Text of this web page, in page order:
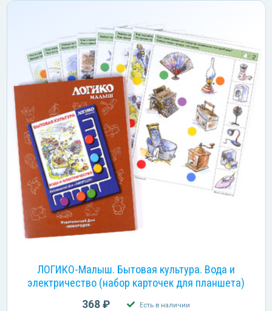
ЛОГИКО-Малыш. Бытовая культура. Вода и
электричество (набор карточек для планшета)
368 ₽ Есть в наличии